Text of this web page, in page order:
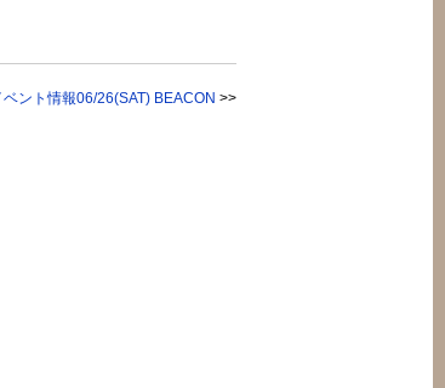
ベント情報06/26(SAT) BEACON >>